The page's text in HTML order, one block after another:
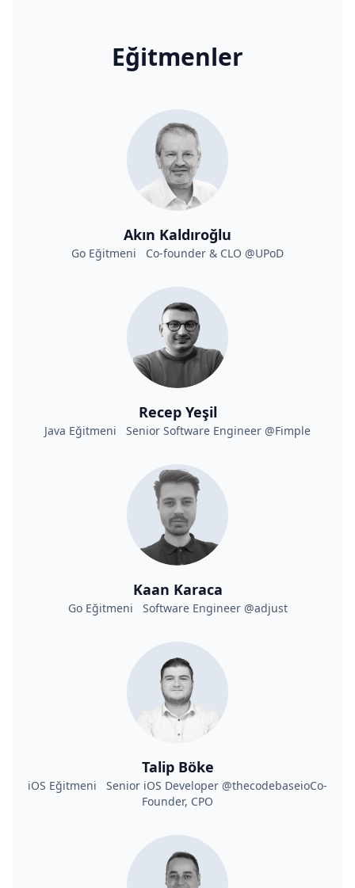
Eğitmenler
Akın Kaldıroğlu
Go Eğitmeni Co-founder & CLO @UPoD
Recep Yeşil
Java Eğitmeni Senior Software Engineer @Fimple
Kaan Karaca
Go Eğitmeni Software Engineer @adjust
Talip Böke
iOS Eğitmeni Senior iOS Developer @thecodebaseioCo-
Founder, CPO